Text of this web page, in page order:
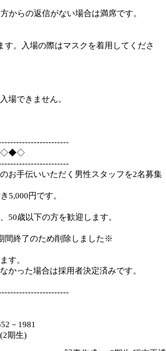
からの返信がない場合は満席です。
す。入場の際はマスクを着用してくださ
場できません。
お手伝いいただく男性スタッフを2名募集
5,000円です。
50歳以下の方を歓迎します。
終了のため削除しました※
す。
った場合は採用者決定済みです。
－1981
期生)